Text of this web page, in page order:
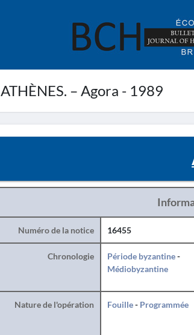
ATHÈNES. – Agora - 1989
Numéro de la notice 16455
Chronologie Période byzantine-
Médiobyzantine
Nature de l'opération Fouille- Programmée